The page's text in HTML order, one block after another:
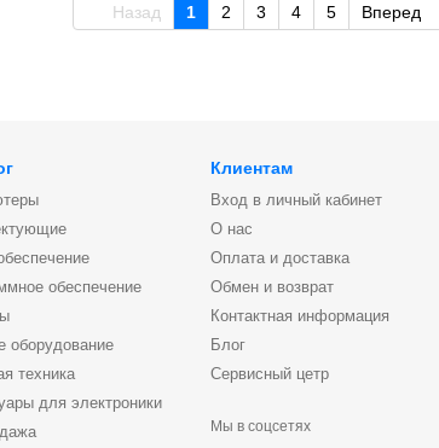
Назад 1 2 3 4 5 Вперед
обеспечение
оборудование
техника
для электроники
Клиентам
Вход в личный кабинет
О нас
Оплата и доставка
Обмен и возврат
Контактная информация
Блог
Сервисный цетр
Мы в соцсетях